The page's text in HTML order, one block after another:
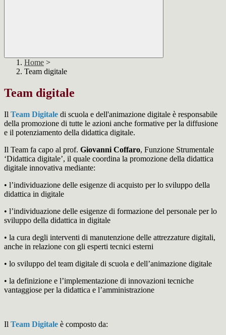
Home >
Team digitale
Team digitale
Il Team Digitale di scuola e dell'animazione digitale è responsabile
della promozione di tutte le azioni anche formative per la diffusione
e il potenziamento della didattica digitale.
Il Team fa capo al prof. Giovanni Coffaro, Funzione Strumentale
‘Didattica digitale’, il quale coordina la promozione della didattica
digitale innovativa mediante:
• l’individuazione delle esigenze di acquisto per lo sviluppo della
didattica in digitale
• l’individuazione delle esigenze di formazione del personale per lo
sviluppo della didattica in digitale
• la cura degli interventi di manutenzione delle attrezzature digitali,
anche in relazione con gli esperti tecnici esterni
• lo sviluppo del team digitale di scuola e dell’animazione digitale
• la definizione e l’implementazione di innovazioni tecniche
vantaggiose per la didattica e l’amministrazione
Il Team Digitale è composto da: